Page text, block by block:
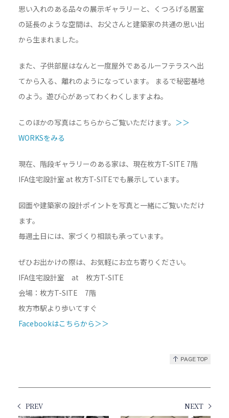
思い入れのある品々の展示ギャラリーと、くつろげる居室
の延長のような空間は、お父さんと建築家の共通の思い出
から生まれました。
また、子供部屋はなんと一度屋外であるルーフテラスへ出
てから入る、離れのようになっています。 まるで秘密基地
のよう。遊び心があってわくわくしますよね。
このほかの写真はこちらからご覧いただけます。 ＞＞
WORKSをみる
現在、階段ギャラリーのある家は、現在枚方T-SITE 7階
IFA住宅設計室 at 枚方T-SITEでも展示しています。
図面や建築家の設計ポイントを写真と一緒にご覧いただけ
ます。
毎週土日には、家づくり相談も承っています。
ぜひお出かけの際は、お気軽にお立ち寄りください。
IFA住宅設計室 at 枚方T-SITE
会場：枚方T-SITE 7階
枚方市駅より歩いてすぐ
Facebookはこちらから＞＞
PREV NEXT